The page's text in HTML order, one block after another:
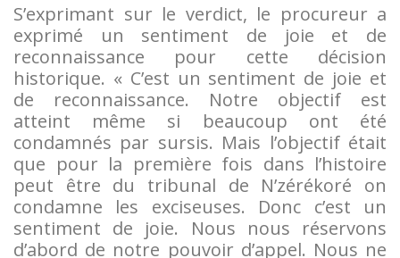
S’exprimant sur le verdict, le procureur a
exprimé un sentiment de joie et de
reconnaissance pour cette décision
historique. « C’est un sentiment de joie et
de reconnaissance. Notre objectif est
atteint même si beaucoup ont été
condamnés par sursis. Mais l’objectif était
que pour la première fois dans l’histoire
peut être du tribunal de N’zérékoré on
condamne les exciseuses. Donc c’est un
sentiment de joie. Nous nous réservons
d’abord de notre pouvoir d’appel. Nous ne